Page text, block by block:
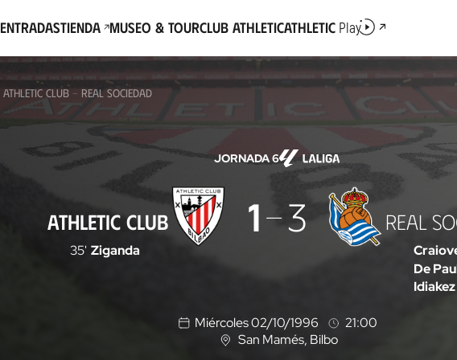
EntradasTienda Museo & TourClub AthleticAthletic Play
ATHLETIC CLUB - REAL SOCIEDAD
JORNADA 6
ATHLETIC CLUB 1 3 REAL
35' Ziganda
De
Idiakez
Miércoles 02/10/1996
21:00
U
San Mamés, Bilbo